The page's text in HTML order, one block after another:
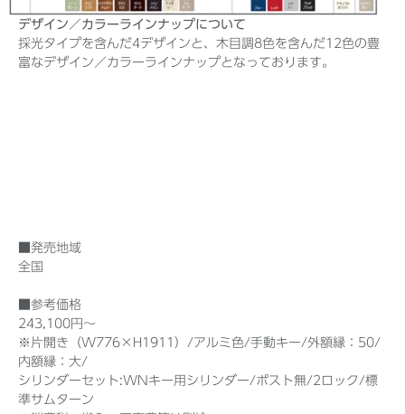
デザイン／カラーラインナップについて
採光タイプを含んだ4デザインと、木目調8色を含んだ12色の豊
富なデザイン／カラーラインナップとなっております。
■発売地域
全国
■参考価格
243,100円～
※片開き（W776×H1911）/アルミ色/手動キー/外額縁：50/
内額縁：大/
シリンダーセット:WNキー用シリンダー/ポスト無/2ロック/標
準サムターン